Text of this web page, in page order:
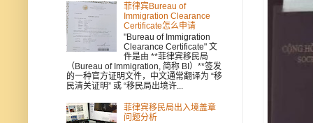
菲律宾Bureau of
Immigration Clearance
Certificate怎么申请
"Bureau of Immigration
Clearance Certificate" 文
件是由 **菲律宾移民局
（Bureau of Immigration, 简称 BI）**签发
的一种官方证明文件，中文通常翻译为 “移
民清关证明” 或 “移民局出境许...
菲律宾移民局出入境盖章
问题分析